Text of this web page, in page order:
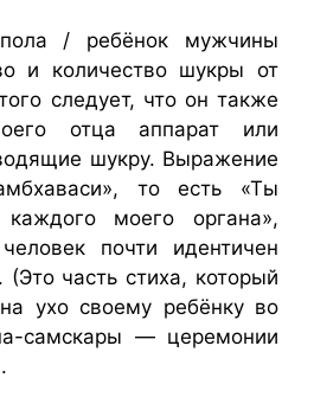
/ ребёнок мужчины
и количество шукры от
следует, что он также
отца аппарат или
шукру. Выражение
то есть «Ты
моего органа»,
почти идентичен
часть стиха, который
ухо своему ребёнку во
самскары — церемонии